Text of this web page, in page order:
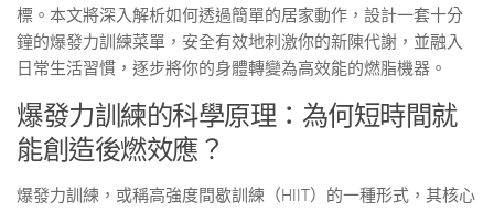
標。本文將深入解析如何透過簡單的居家動作，設計一套十分
鐘的爆發力訓練菜單，安全有效地刺激你的新陳代謝，並融入
日常生活習慣，逐步將你的身體轉變為高效能的燃脂機器。
爆發力訓練的科學原理：為何短時間就
能創造後燃效應？
爆發力訓練，或稱高強度間歇訓練（HIIT）的一種形式，其核心